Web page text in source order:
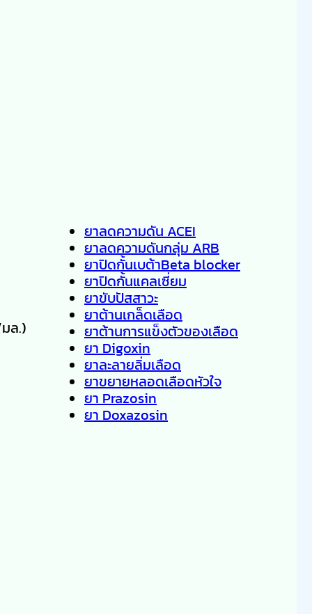
ล.)
ยาลดความดัน ACEI
ยาลดความดันกลุ่ม ARB
ยาปิดกั้นเบต้าBeta blocker
ยาปิดกั้นแคลเซี่ยม
ยาขับปัสสาวะ
ยาต้านเกล็ดเลือด
ยาต้านการแข็งตัวของเลือด
ยา Digoxin
ยาละลายลิ่มเลือด
ยาขยายหลอดเลือดหัวใจ
ยา Prazosin
ยา Doxazosin